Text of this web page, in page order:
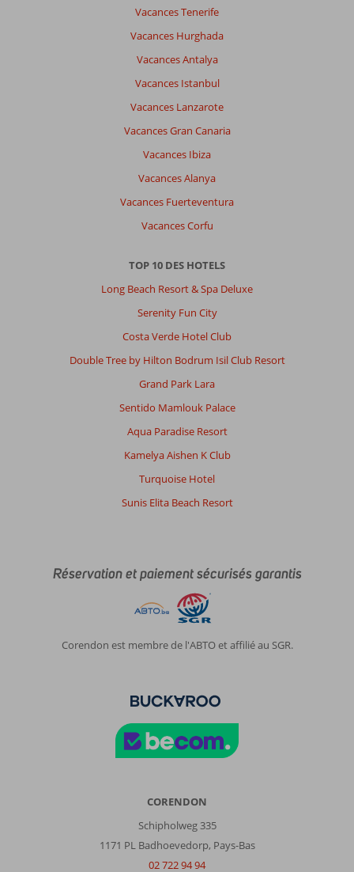
Vacances Tenerife
Vacances Hurghada
Vacances Antalya
Vacances Istanbul
Vacances Lanzarote
Vacances Gran Canaria
Vacances Ibiza
Vacances Alanya
Vacances Fuerteventura
Vacances Corfu
TOP 10 DES HOTELS
Long Beach Resort & Spa Deluxe
Serenity Fun City
Costa Verde Hotel Club
Double Tree by Hilton Bodrum Isil Club Resort
Grand Park Lara
Sentido Mamlouk Palace
Aqua Paradise Resort
Kamelya Aishen K Club
Turquoise Hotel
Sunis Elita Beach Resort
Réservation et paiement sécurisés garantis
Corendon est membre de l'ABTO et affilié au SGR.
CORENDON
Schipholweg 335
1171 PL Badhoevedorp, Pays-Bas
02 722 94 94